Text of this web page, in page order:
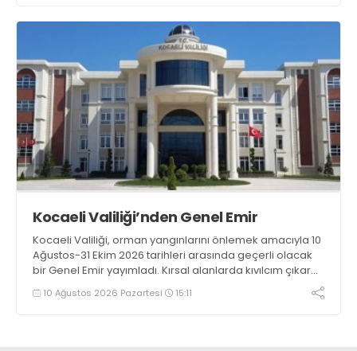
Kocaeli Valiliği’nden Genel Emir
Kocaeli Valiliği, orman yangınlarını önlemek amacıyla 10
Ağustos-31 Ekim 2026 tarihleri arasında geçerli olacak
bir Genel Emir yayımladı. Kırsal alanlarda kıvılcım çıkaran
makine kullanacak kişilerin önceden kolluk kuvvetlerine
bildirim yapması ve yanlarında 6 kilogramlık yangın tüpü
10 Ağustos 2026 Pazartesi 15:11